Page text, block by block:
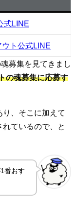
式LINE
ウト公式LINE
募集を見てきまし
の魂募集に応募す
、そこに加えて
ているので、と
番おす